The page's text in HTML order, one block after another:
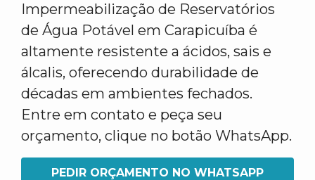
Impermeabilização de Reservatórios
de Água Potável em Carapicuíba é
altamente resistente a ácidos, sais e
álcalis, oferecendo durabilidade de
décadas em ambientes fechados.
Entre em contato e peça seu
orçamento, clique no botão WhatsApp.
PEDIR ORÇAMENTO NO WHATSAPP